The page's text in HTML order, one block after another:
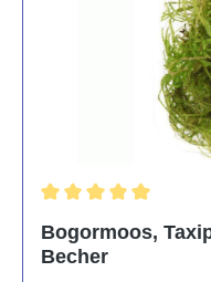
Bogormoos,
Becher